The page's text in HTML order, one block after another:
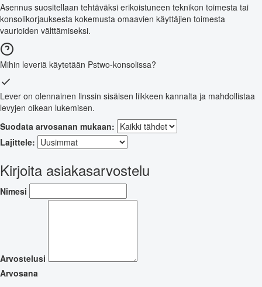
Asennus suositellaan tehtäväksi erikoistuneen teknikon toimesta tai
konsolikorjauksesta kokemusta omaavien käyttäjien toimesta
vaurioiden välttämiseksi.
Mihin leveriä käytetään Pstwo-konsolissa?
Lever on olennainen linssin sisäisen liikkeen kannalta ja mahdollistaa
levyjen oikean lukemisen.
Suodata arvosanan mukaan:
Lajittele:
Kirjoita asiakasarvostelu
Nimesi
Arvostelusi
Arvosana